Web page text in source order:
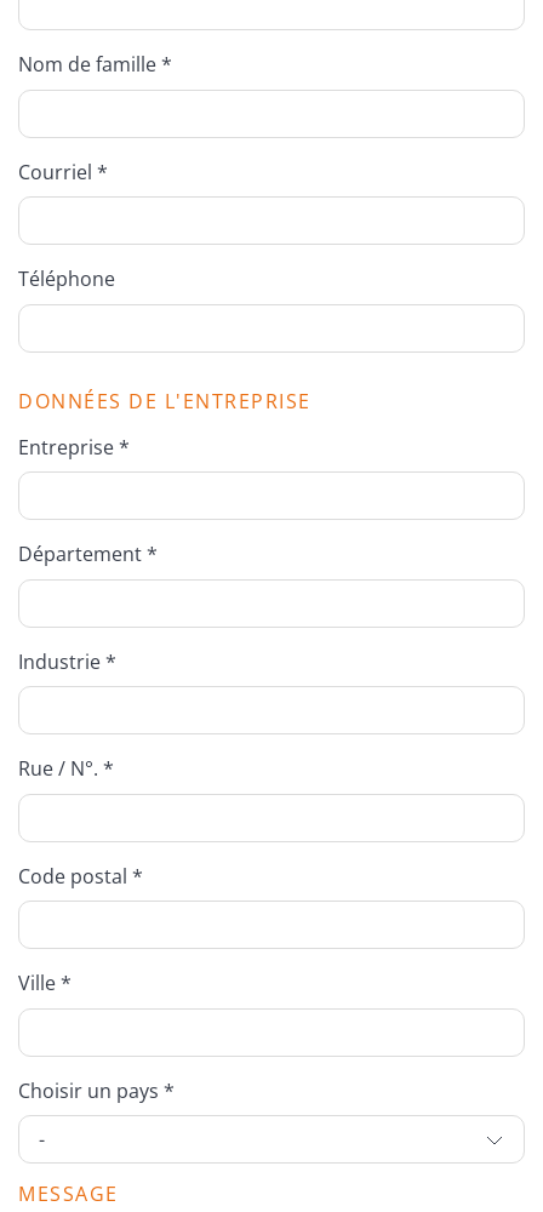
Nom de famille *
Courriel *
Téléphone
DONNÉES DE L'ENTREPRISE
Entreprise *
Département *
Industrie *
Rue / N°. *
Code postal *
Ville *
Choisir un pays *
MESSAGE